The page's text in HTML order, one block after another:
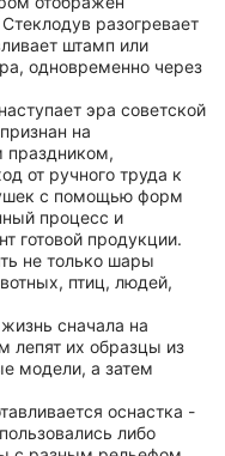
разогревает
штамп или
одновременно через
эра советской
на
праздником,
от ручного труда к
с помощью форм
процесс и
готовой продукции.
не только шары
птиц, людей,
сначала на
лепят их образцы из
модели, а затем
оснастка -
либо